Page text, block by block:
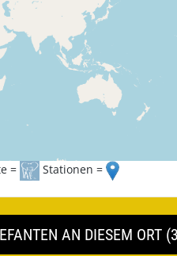
= Stationen =
AN DIESEM ORT